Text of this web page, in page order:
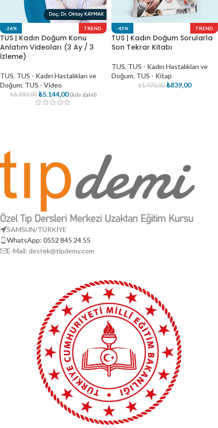
-26% TREND
TUS | Kadın Doğum Konu
Anlatım Videoları (3 Ay / 3
İzleme)
TUS, TUS - Kadın Hastalıkları ve
Doğum, TUS - Video
₺6.984,00 ₺5.144,00 (kdv dahil)
-43% TREND
TUS | Kadın Doğum Sorularla
Son Tekrar Kitabı
TUS, TUS - Kadın Hastalıkları ve
Doğum, TUS - Kitap
₺1.470,00 ₺839,00
SAMSUN/TÜRKİYE
WhatsApp: 0552 845 24 55
E-Mail: destek@tipdemy.com